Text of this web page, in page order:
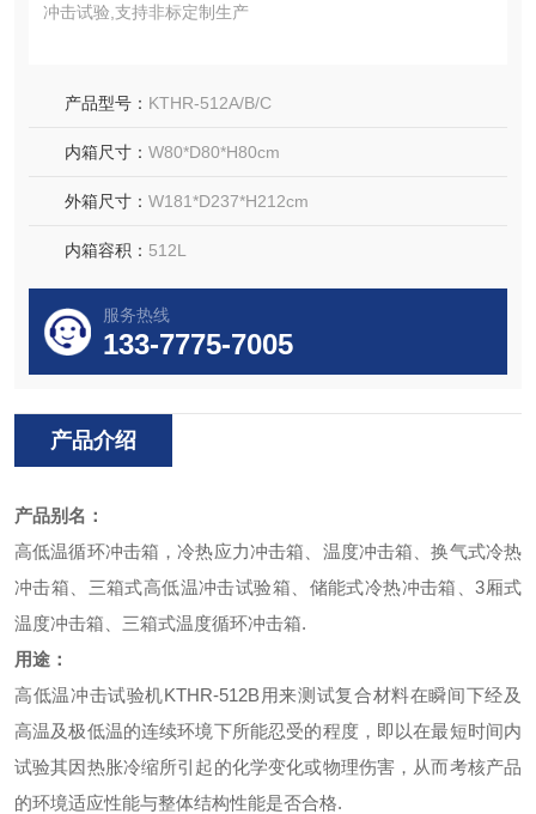
冲击试验,支持非标定制生产
产品型号： KTHR-512A/B/C
内箱尺寸： W80*D80*H80cm
外箱尺寸： W181*D237*H212cm
内箱容积： 512L
服务热线
133-7775-7005
产品介绍
产品别名：
高低温循环冲击箱 ，冷热应力冲击箱
温度冲击箱、换气式冷热
冲击箱、三箱式高低温冲击试验箱、储能式冷热冲击箱、3厢式
温度冲击箱、三箱式温度循环冲击箱.
用途：
高低温冲击试验机KTHR-512B 用来测试复合材料在瞬间下经及
高温及极低温的连续环境下所能忍受的程度，即以在最短时间内
试验其因热胀冷缩所引起的化学变化或物理伤害， 从而考核产品
的环境适应性能与整体结构性能是否合格.